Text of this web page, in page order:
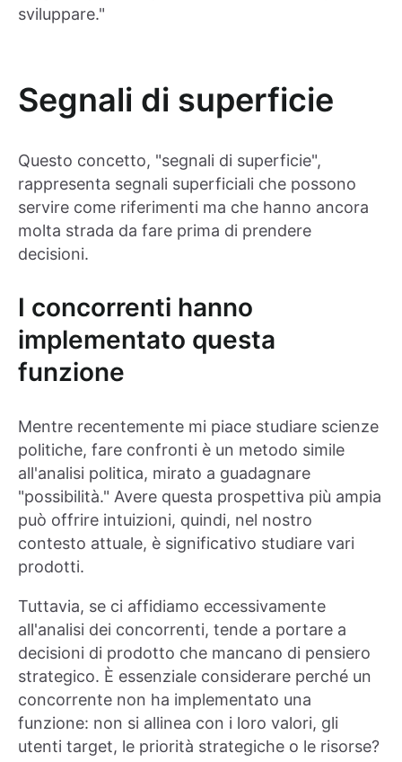
sviluppare."
Segnali di superficie
Questo concetto, "segnali di superficie",
rappresenta segnali superficiali che possono
servire come riferimenti ma che hanno ancora
molta strada da fare prima di prendere
decisioni.
I concorrenti hanno
implementato questa
funzione
Mentre recentemente mi piace studiare scienze
politiche, fare confronti è un metodo simile
all'analisi politica, mirato a guadagnare
"possibilità." Avere questa prospettiva più ampia
può offrire intuizioni, quindi, nel nostro
contesto attuale, è significativo studiare vari
prodotti.
Tuttavia, se ci affidiamo eccessivamente
all'analisi dei concorrenti, tende a portare a
decisioni di prodotto che mancano di pensiero
strategico. È essenziale considerare perché un
concorrente non ha implementato una
funzione: non si allinea con i loro valori, gli
utenti target, le priorità strategiche o le risorse?